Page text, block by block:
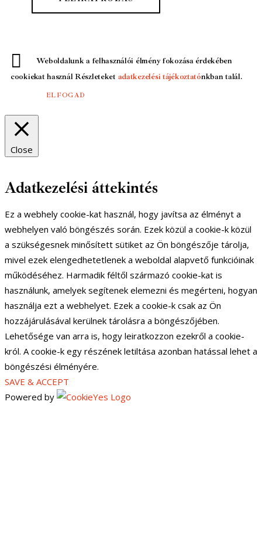
Weboldalunk a felhasználói élmény fokozása érdekében
cookiekat használ Részleteket adatkezelési tájékoztatónkban talál.
ELFOGAD
Close
Adatkezelési áttekintés
Ez a webhely cookie-kat használ, hogy javítsa az élményt a
webhelyen való böngészés során. Ezek közül a cookie-k közül
a szükségesnek minősített sütiket az Ön böngészője tárolja,
mivel ezek elengedhetetlenek a weboldal alapvető funkcióinak
működéséhez. Harmadik féltől származó cookie-kat is
használunk, amelyek segítenek elemezni és megérteni, hogyan
használja ezt a webhelyet. Ezek a cookie-k csak az Ön
hozzájárulásával kerülnek tárolásra a böngészőjében.
Lehetősége van arra is, hogy leiratkozzon ezekről a cookie-
król. A cookie-k egy részének letiltása azonban hatással lehet a
böngészési élményére.
SAVE & ACCEPT
Powered by